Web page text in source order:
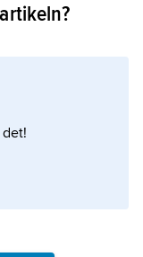
kultur går i